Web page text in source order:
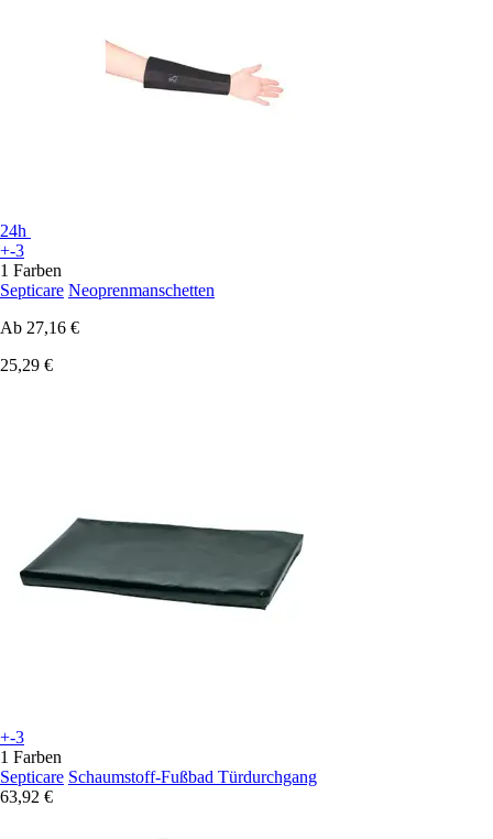
24h
+-3
1 Farben
Septicare Neoprenmanschetten
Ab 27,16 €
25,29 €
+-3
1 Farben
Septicare Schaumstoff-Fußbad Türdurchgang
63,92 €